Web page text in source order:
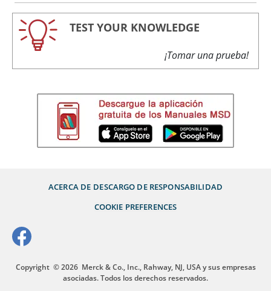
TEST YOUR KNOWLEDGE
¡Tomar una prueba!
ACERCA DE DESCARGO DE RESPONSABILIDAD
COOKIE PREFERENCES
Copyright © 2026 Merck & Co., Inc., Rahway, NJ, USA y sus empresas
asociadas. Todos los derechos reservados.